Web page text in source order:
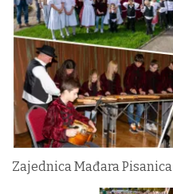
Zajednica Mađara Pisanica